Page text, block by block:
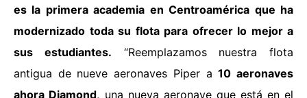
es la primera academia en Centroamérica que ha
modernizado toda su flota para ofrecer lo mejor a
sus estudiantes. “Reemplazamos nuestra flota
antigua de nueve aeronaves Piper a10 aeronaves
ahora Diamond, una nueva aeronave que está en el